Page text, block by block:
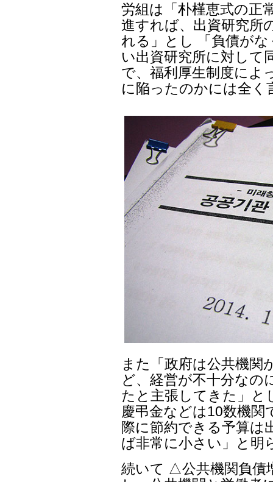
労組は「朴槿恵式の正
進すれば、出資研究所
れる」とし 「負債が
い出資研究所に対して
で、福利厚生制度によ
に陥ったのかには全く
また「政府は公共機関
ど、経営が不十分なの
たと主張してきた」と
慶弔金などは10数機
際に節約できる予算は
ば非常に小さい」と明
続いて △公共機関負債